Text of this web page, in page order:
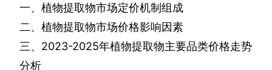
一、植物提取物市场定价机制组成
二、植物提取物市场价格影响因素
三、 2023-2025年植物提取物主要品类价格走势
分析